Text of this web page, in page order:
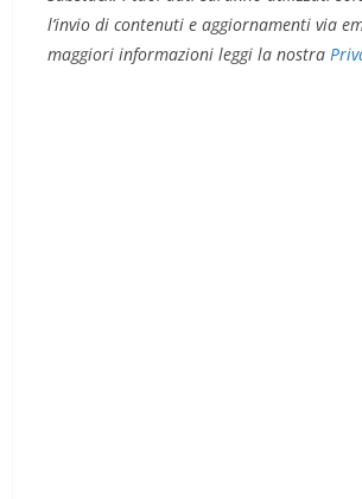
l’invio di contenuti e aggiornamenti via
maggiori informazioni leggi la nostra